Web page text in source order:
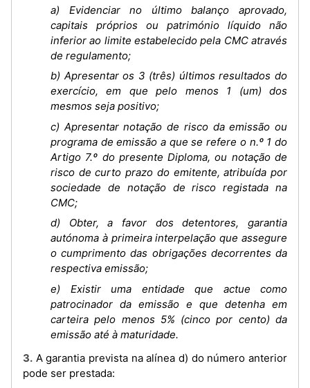
a) Evidenciar no último balanço aprovado,
capitais próprios ou património líquido não
inferior ao limite estabelecido pela CMC através
de regulamento;
b) Apresentar os 3 (três) últimos resultados do
exercício, em que pelo menos 1 (um) dos
mesmos seja positivo;
c) Apresentar notação de risco da emissão ou
programa de emissão a que se refere o n.º 1 do
Artigo 7.º do presente Diploma, ou notação de
risco de curto prazo do emitente, atribuída por
sociedade de notação de risco registada na
CMC;
d) Obter, a favor dos detentores, garantia
autónoma à primeira interpelação que assegure
o cumprimento das obrigações decorrentes da
respectiva emissão;
e) Existir uma entidade que actue como
patrocinador da emissão e que detenha em
carteira pelo menos 5% (cinco por cento) da
emissão até à maturidade.
3. A garantia prevista na alínea d) do número anterior
pode ser prestada: